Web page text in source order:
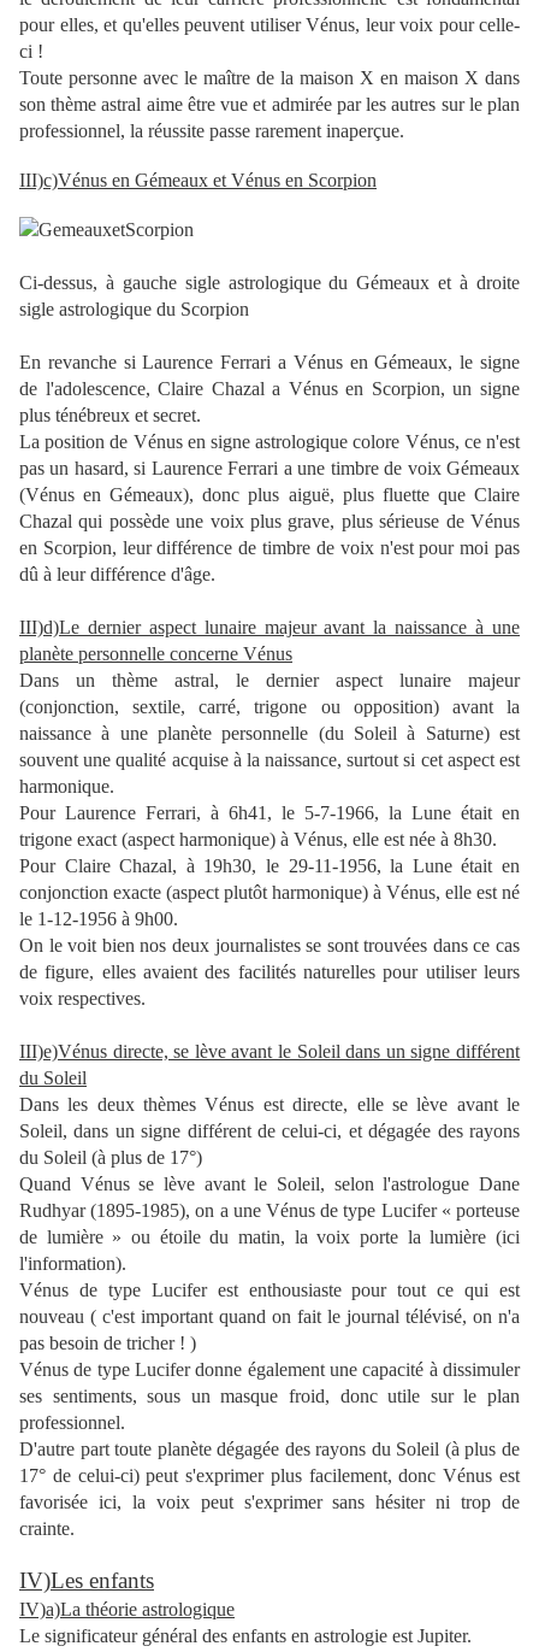
pour elles, et qu'elles peuvent utiliser Vénus, leur voix pour celle-
ci !
Toute personne avec le maître de la maison X en maison X dans
son thème astral aime être vue et admirée par les autres sur le plan
professionnel, la réussite passe rarement inaperçue.
III)c)Vénus en Gémeaux et Vénus en Scorpion
Ci-dessus, à gauche sigle astrologique du Gémeaux et à droite
sigle astrologique du Scorpion
En revanche si Laurence Ferrari a Vénus en Gémeaux, le signe
de l'adolescence, Claire Chazal a Vénus en Scorpion, un signe
plus ténébreux et secret.
La position de Vénus en signe astrologique colore Vénus, ce n'est
pas un hasard, si Laurence Ferrari a une timbre de voix Gémeaux
(Vénus en Gémeaux), donc plus aiguë, plus fluette que Claire
Chazal qui possède une voix plus grave, plus sérieuse de Vénus
en Scorpion, leur différence de timbre de voix n'est pour moi pas
dû à leur différence d'âge.
III)d)Le dernier aspect lunaire majeur avant la naissance à une
planète personnelle concerne Vénus
Dans un thème astral, le dernier aspect lunaire majeur
(conjonction, sextile, carré, trigone ou opposition) avant la
naissance à une planète personnelle (du Soleil à Saturne) est
souvent une qualité acquise à la naissance, surtout si cet aspect est
harmonique.
Pour Laurence Ferrari, à 6h41, le 5-7-1966, la Lune était en
trigone exact (aspect harmonique) à Vénus, elle est née à 8h30.
Pour Claire Chazal, à 19h30, le 29-11-1956, la Lune était en
conjonction exacte (aspect plutôt harmonique) à Vénus, elle est né
le 1-12-1956 à 9h00.
On le voit bien nos deux journalistes se sont trouvées dans ce cas
de figure, elles avaient des facilités naturelles pour utiliser leurs
voix respectives.
III)e)Vénus directe, se lève avant le Soleil dans un signe différent
du Soleil
Dans les deux thèmes Vénus est directe, elle se lève avant le
Soleil, dans un signe différent de celui-ci, et dégagée des rayons
du Soleil (à plus de 17°)
Quand Vénus se lève avant le Soleil, selon l'astrologue Dane
Rudhyar (1895-1985), on a une Vénus de type Lucifer « porteuse
de lumière » ou étoile du matin, la voix porte la lumière (ici
l'information).
Vénus de type Lucifer est enthousiaste pour tout ce qui est
nouveau ( c'est important quand on fait le journal télévisé, on n'a
pas besoin de tricher ! )
Vénus de type Lucifer donne également une capacité à dissimuler
ses sentiments, sous un masque froid, donc utile sur le plan
professionnel.
D'autre part toute planète dégagée des rayons du Soleil (à plus de
17° de celui-ci) peut s'exprimer plus facilement, donc Vénus est
favorisée ici, la voix peut s'exprimer sans hésiter ni trop de
crainte.
IV)Les enfants
IV)a)La théorie astrologique
Le significateur général des enfants en astrologie est Jupiter.